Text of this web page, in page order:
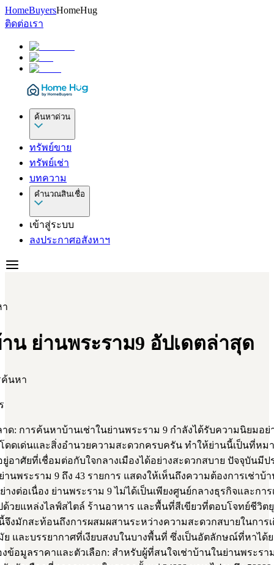
HomeBuyersHomeHug
ติดต่อเรา
ค้นหาด่วน
ทรัพย์ขาย
ทรัพย์เช่า
บทความ
คำนวณสินเชื่อ
เข้าสู่ระบบ
ลงประกาศอสังหาฯ
น ย่านพระราม9 อัปเดตล่าสุด
นหา
ด: การค้นหาบ้านเช่าในย่านพระราม 9 กำลังได้รับความนิยมอย่
ดดเด่นและสิ่งอำนวยความสะดวกครบครัน ทำให้ย่านนี้เป็นที่หม
อาศัยที่เชื่อมต่อกับใจกลางเมืองได้อย่างสะดวกสบาย ปัจจุบันมีป
านพระราม 9 ถึง 43 รายการ แสดงให้เห็นถึงความต้องการเช่าบ้
างต่อเนื่อง ย่านพระราม 9 ไม่ได้เป็นเพียงศูนย์กลางธุรกิจและการ
ด้วยแหล่งไลฟ์สไตล์ ร้านอาหาร และพื้นที่สีเขียวที่ตอบโจทย์ชีวิต
จึงมักสะท้อนถึงการผสมผสานระหว่างความสะดวกสบายในการ
และบรรยากาศที่เงียบสงบในบางพื้นที่ ซึ่งเป็นอัตลักษณ์ที่หาได้ย
งข้อมูลราคาและตัวเลือก: สำหรับผู้ที่สนใจเช่าบ้านในย่านพระรา